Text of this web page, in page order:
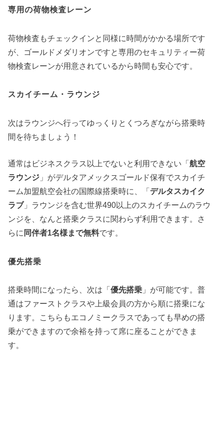
専用の荷物検査レーン
荷物検査もチェックインと同様に時間がかかる場所です
が、ゴールドメダリオンですと専用のセキュリティー荷
物検査レーンが用意されているから時間も安心です。
スカイチーム・ラウンジ
次はラウンジへ行ってゆっくりとくつろぎながら搭乗時
間を待ちましょう！
通常はビジネスクラス以上でないと利用できない「航空
ラウンジ 」がデルタアメックスゴールド保有でスカイチ
ーム加盟航空会社の国際線搭乗時に、「デルタスカイク
ラブ」ラウンジを含む世界490以上のスカイチームのラウ
ンジを、なんと搭乗クラスに関わらず利用できます。さ
らに 同伴者1名様まで無料です。
優先搭乗
搭乗時間になったら、次は「優先搭乗 」が可能です。普
通はファーストクラスや上級会員の方から順に搭乗にな
ります。こちらもエコノミークラスであっても早めの搭
乗ができますので余裕を持って席に座ることができま
す。